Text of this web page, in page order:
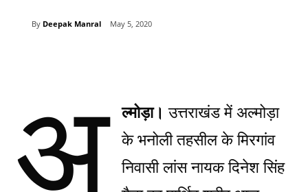
By Deepak Manral May 5, 2020
अ ल्मोड़ा। उत्तराखंड में अल्मोड़ा
के भनोली तहसील के मिरगांव
निवासी लांस नायक दिनेश सिंह